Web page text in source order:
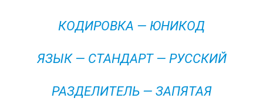
КОДИРОВКА — ЮНИКОД
ЯЗЫК — СТАНДАРТ — РУССКИЙ
РАЗДЕЛИТЕЛЬ — ЗАПЯТАЯ